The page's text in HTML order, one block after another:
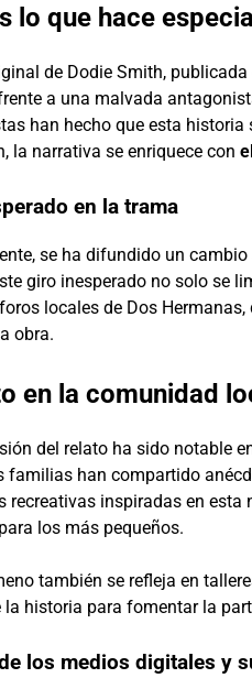
lo que hace
de Dodie Smith,
a una malvada
han hecho que esta
la narrativa se enriquece con
en la trama
se ha difundido un
giro inesperado no solo se
locales de Dos
obra.
en la comunidad
del relato ha sido notable
familias han compartido
recreativas inspiradas en
los más pequeños.
también se refleja en
la historia para fomentar la
los medios digitales y